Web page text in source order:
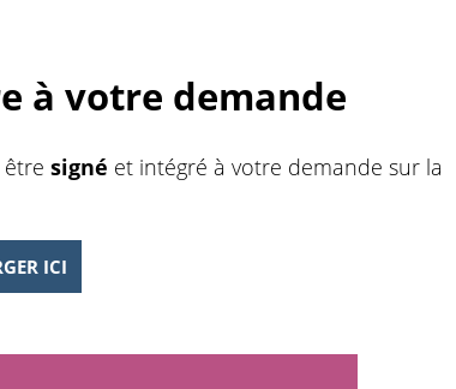
à votre demande
signé et intégré à votre demande sur la
ICI